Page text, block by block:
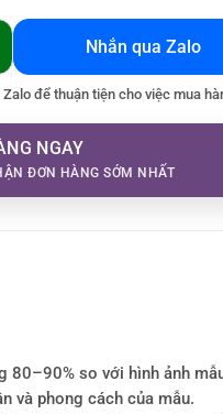
Nhắn qua Zalo
để thuận tiện cho việc mua
NGAY
ĐƠN HÀNG SỚM NHẤT
80–90% so với hình ảnh
và phong cách của mẫu.